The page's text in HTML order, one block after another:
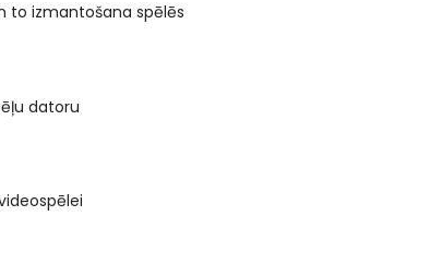
to izmantošana spēlēs
datoru